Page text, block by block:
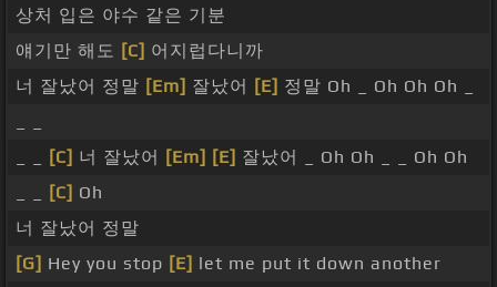
상처 입은 야수 같은 기분
얘기만 해도 [C] 어지럽다니까
너 잘났어 정말 [Em] 잘났어 [E] 정말 Oh _ Oh Oh Oh _
[C] 너 잘났어 [Em] [E] 잘났어 _ Oh Oh _ _ Oh Oh
[C] Oh
너 잘났어 정말
[G] Hey you stop [E] let me put it down another